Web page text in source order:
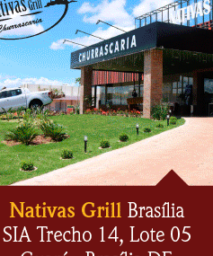
da Uva e do Vinho
em Planaltina terão o
de energia interrompido
quinta-feira (6)
do Hospital de Base garante
segura e personalizada aos
transformam o Wi-Fi em
estratégica para fidelizar